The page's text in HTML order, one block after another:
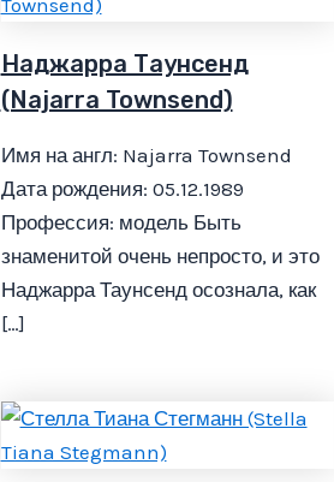
Наджарра Таунсенд
(Najarra Townsend)
Имя на англ: Najarra Townsend
Дата рождения: 05.12.1989
Профессия: модель Быть
знаменитой очень непросто, и это
Наджарра Таунсенд осознала, как
[…]